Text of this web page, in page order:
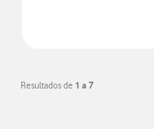
Resultados de 1 a 7